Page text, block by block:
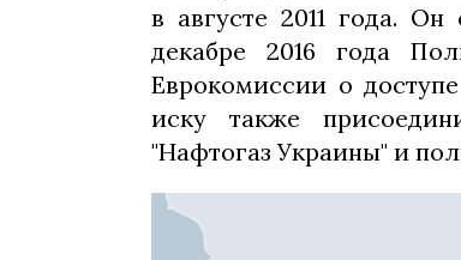
в августе 2011 года.
декабре 2016 года
Еврокомиссии о
иску также
"Нафтогаз Украины" и